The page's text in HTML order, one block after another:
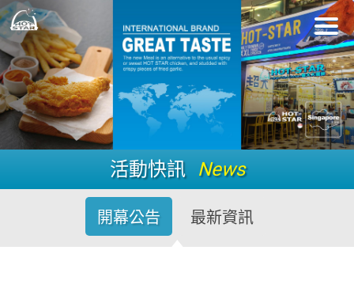
活動快訊 News
開幕公告 最新資訊